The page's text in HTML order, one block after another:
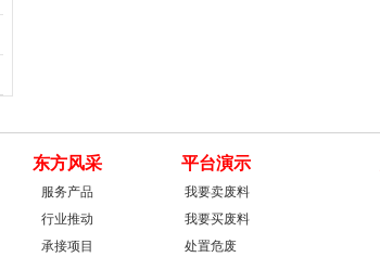
东方风采
服务产品
行业推动
承接项目
平台演示
我要卖废料
我要买废料
处置危废